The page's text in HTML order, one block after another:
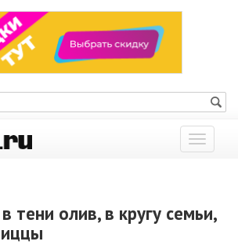
Показать
меню
тени олив, в кругу семьи,